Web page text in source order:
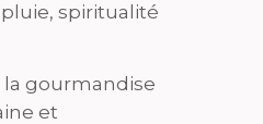
spiritualité
la gourmandise
et